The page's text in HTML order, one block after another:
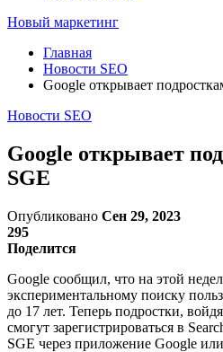
Новый маркетинг
Главная
Новости SEO
Google открывает
Новости SEO
Google открывает
SGE
Опубликовано Сен 29, 2023
295
Поделится
Google сообщил, что на этой
экспериментальному поиску
до 17 лет. Теперь подростки,
смогут зарегистрироваться в
SGE через приложение Google